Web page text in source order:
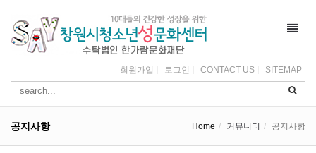
회원가입 로그인 CONTACT US SITEMAP
공지사항 Home 커뮤니티 공지사항